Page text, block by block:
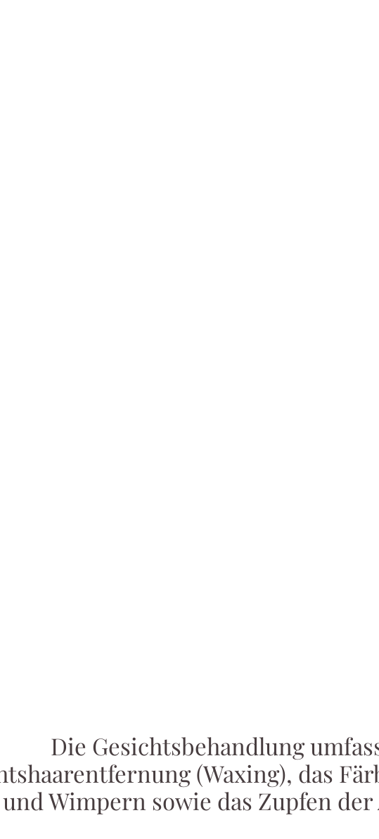
Die Gesichtsbehandlung
(Waxing), das
und Wimpern sowie das Zupfen